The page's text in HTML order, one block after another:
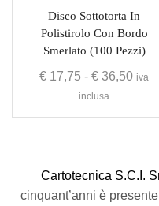
Disco Sottotorta In
Polistirolo Con Bordo
Smerlato (100 Pezzi)
€ 17,75 - € 36,50 iva
inclusa
Cartotecnica S.C.I.
cinquant’anni è